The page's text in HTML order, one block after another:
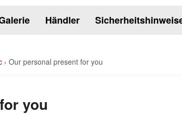
Händler
› Our personal present for you
you